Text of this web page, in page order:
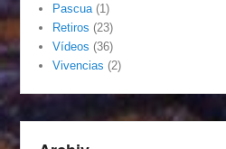
Pascua (1)
Retiros (23)
Vídeos (36)
Vivencias (2)